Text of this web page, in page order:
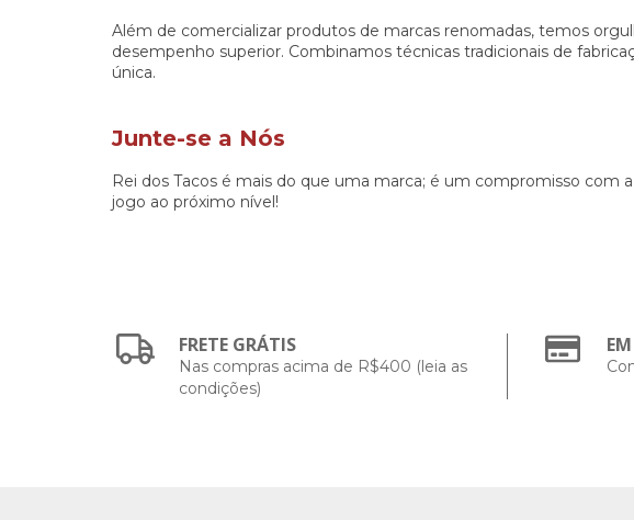
Além de comercializar produtos de marcas renomadas, temos
desempenho superior. Combinamos técnicas tradicionais de
única.
Junte-se a Nós
Rei dos Tacos é mais do que uma marca; é um compromisso com
jogo ao próximo nível!
FRETE GRÁTIS
Nas compras acima de R$400 (leia as
condições)